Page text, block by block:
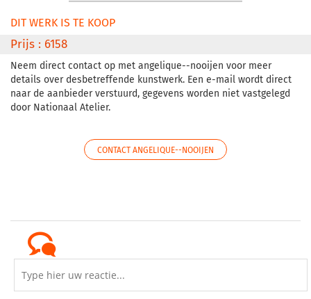
DIT WERK IS TE KOOP
Prijs : 6158
Neem direct contact op met angelique--nooijen voor meer
details over desbetreffende kunstwerk. Een e-mail wordt direct
naar de aanbieder verstuurd, gegevens worden niet vastgelegd
door Nationaal Atelier.
CONTACT ANGELIQUE--NOOIJEN